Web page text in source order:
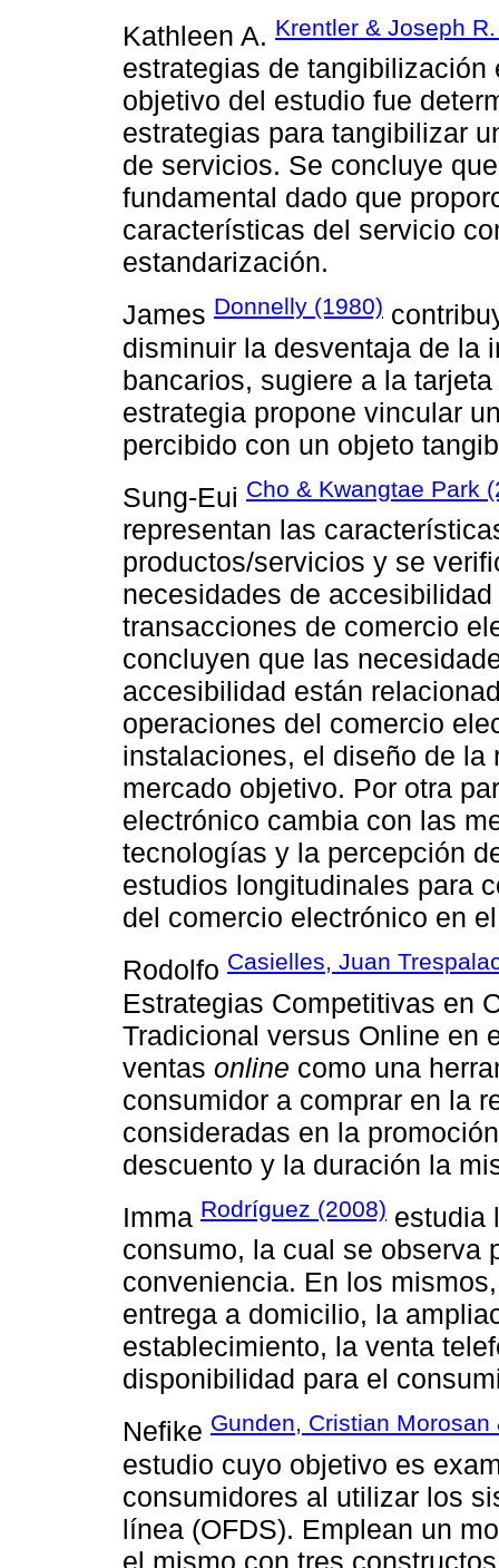
Kathleen A. Krentler & Joseph
estrategias de
objetivo del estudio fue
estrategias para tangibilizar
de servicios. Se concluye
fundamental dado que
características del servicio
estandarización.
James Donnelly (1980)
disminuir la desventaja de la
bancarios, sugiere a la
estrategia propone vincular
percibido con un objeto
Sung-Eui Cho & Kwangtae Park
representan las
productos/servicios y se
necesidades de
transacciones de comercio
concluyen que las
accesibilidad están
operaciones del comercio
instalaciones, el diseño de
mercado objetivo. Por otra
electrónico cambia con las
tecnologías y la percepción
estudios longitudinales para
del comercio electrónico en
Rodolfo Casielles, Juan
Estrategias Competitivas en
Tradicional versus Online en
ventas online como una
consumidor a comprar en la
consideradas en la
descuento y la duración la
Imma Rodríguez (2008) estudia
consumo, la cual se observa
conveniencia. En los
entrega a domicilio, la
establecimiento, la venta
disponibilidad para el
Nefike Gunden, Cristian
estudio cuyo objetivo es
consumidores al utilizar los
línea (OFDS). Emplean un
el mismo con tres